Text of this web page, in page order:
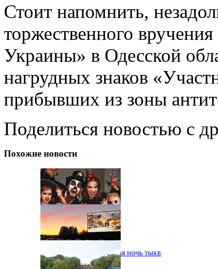
Стоит напомнить,
торжественного
Украины» в Одесской
нагрудных знаков
прибывших из зоны
Поделиться новостью с
Похожие новости
В Одессе пройдет шестая ночь тыкв